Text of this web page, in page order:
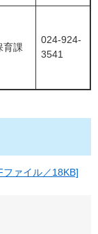
育課
024-924-
3541
ァイル／18KB]